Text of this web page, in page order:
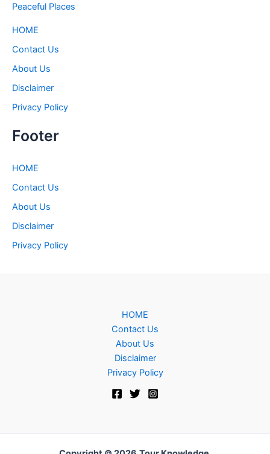
Peaceful Places
HOME
Contact Us
About Us
Disclaimer
Privacy Policy
Footer
HOME
Contact Us
About Us
Disclaimer
Privacy Policy
HOME
Contact Us
About Us
Disclaimer
Privacy Policy